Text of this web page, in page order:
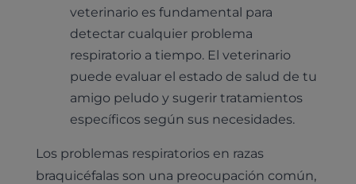
veterinario es fundamental para
detectar cualquier problema
respiratorio a tiempo. El veterinario
puede evaluar el estado de salud de tu
amigo peludo y sugerir tratamientos
específicos según sus necesidades.
Los problemas respiratorios en razas
braquicéfalas son una preocupación común,